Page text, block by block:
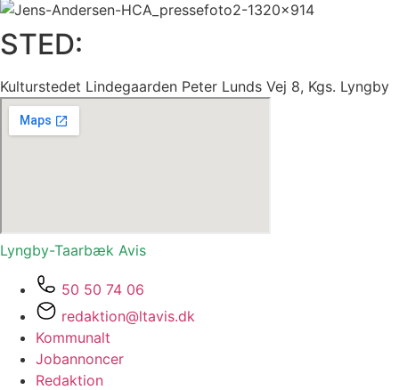
STED:
Kulturstedet Lindegaarden Peter Lunds Vej 8, Kgs. Lyngby
Lyngby-Taarbæk Avis
50 50 74 06
redaktion@ltavis.dk
Kommunalt
Jobannoncer
Redaktion